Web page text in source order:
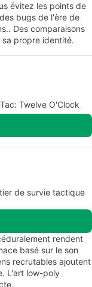
évitez les points de
bugs de l'ère de
Des comparaisons
propre identité.
Twelve O'Clock
de survie tactique
rendent
basé sur le son
recrutables ajoutent
L'art low-poly